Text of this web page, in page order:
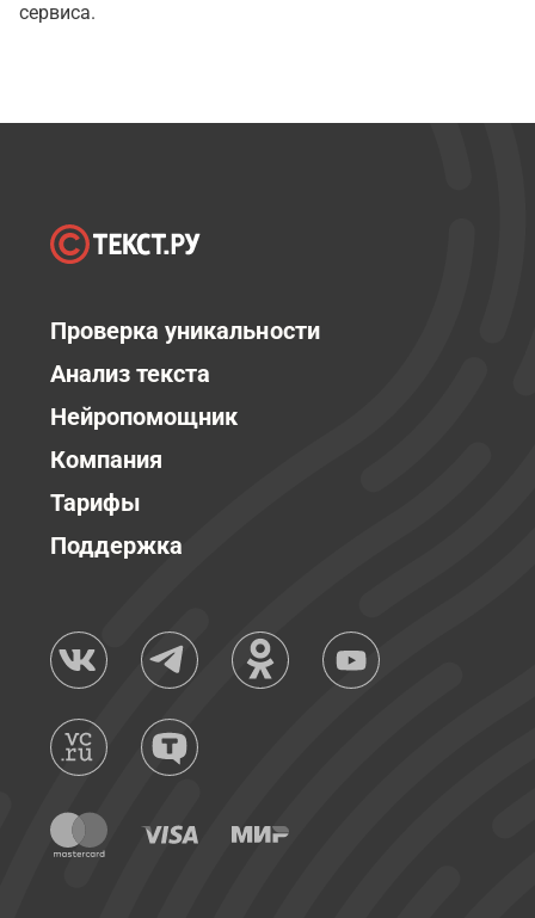
сервиса.
Проверка уникальности
Анализ текста
Нейропомощник
Компания
Тарифы
Поддержка